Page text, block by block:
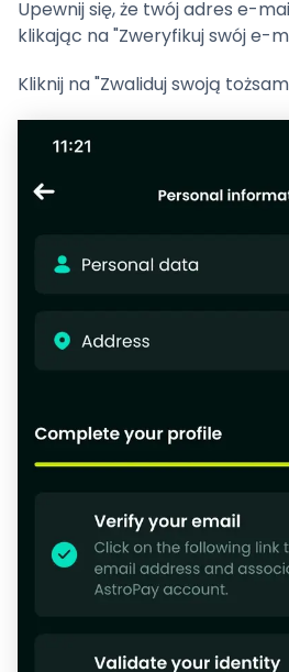
Upewnij się, że twój adres e-
klikając na "Zweryfikuj swój e-
Kliknij na "Zwaliduj swoją